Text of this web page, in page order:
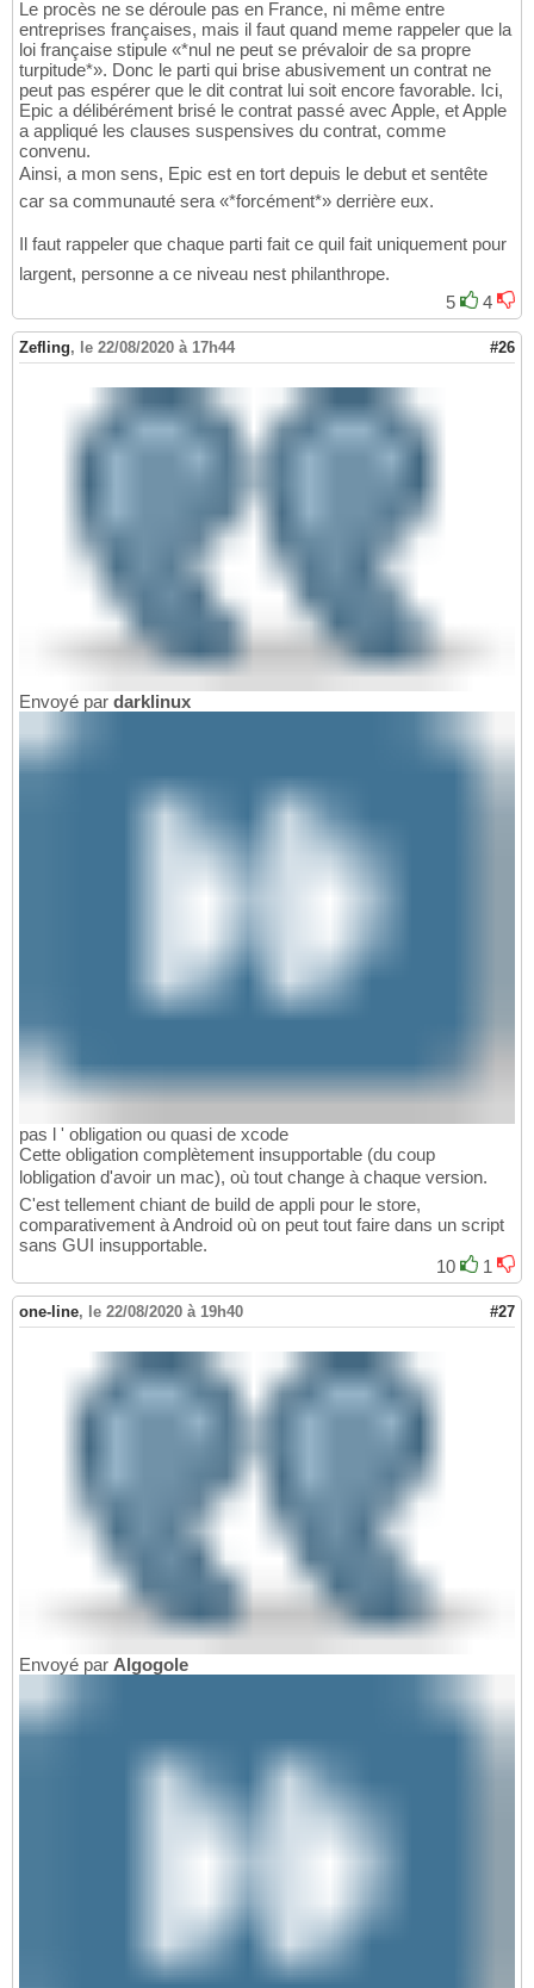
Le procès ne se déroule pas en France, ni même entre
entreprises françaises, mais il faut quand meme rappeler que la
loi française stipule «*nul ne peut se prévaloir de sa propre
turpitude*». Donc le parti qui brise abusivement un contrat ne
peut pas espérer que le dit contrat lui soit encore favorable. Ici,
Epic a délibérément brisé le contrat passé avec Apple, et Apple
a appliqué les clauses suspensives du contrat, comme
convenu.
Ainsi, a mon sens, Epic est en tort depuis le debut et sentête
car sa communauté sera «*forcément*» derrière eux.
Il faut rappeler que chaque parti fait ce quil fait uniquement pour
largent, personne a ce niveau nest philanthrope.
5
4
Zefling, le 22/08/2020 à 17h44 #26
Envoyé par darklinux
pas l ' obligation ou quasi de xcode
Cette obligation complètement insupportable (du coup
lobligation d'avoir un mac), où tout change à chaque version.
C'est tellement chiant de build de appli pour le store,
comparativement à Android où on peut tout faire dans un script
sans GUI insupportable.
10
1
one-line, le 22/08/2020 à 19h40 #27
Envoyé par Algogole